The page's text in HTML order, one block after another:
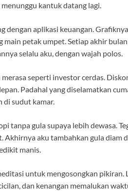
kantuk datang lagi.
dengan aplikasi keuangan.
main petak umpet. Setiap akhir
selalu aku, dengan wajah polos.
merasa seperti investor cerdas.
Padahal yang diselamatkan
di sudut kamar.
tanpa gula supaya lebih dewasa.
Akhirnya aku tambahkan gula diam
manis.
untuk mengosongkan
dan kenangan memalukan